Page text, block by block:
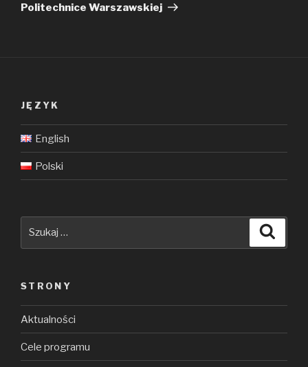
Politechnice Warszawskiej
JĘZYK
English
Polski
STRONY
Aktualności
Cele programu